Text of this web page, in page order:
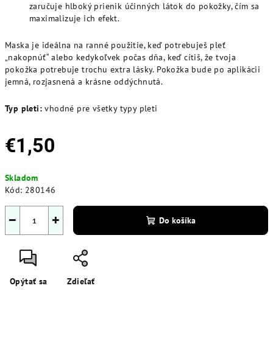
zaručuje hlboký prienik účinných látok do pokožky, čím sa
maximalizuje ich efekt.
Maska je ideálna na ranné použitie, keď potrebuješ pleť
„nakopnúť“ alebo kedykoľvek počas dňa, keď cítiš, že tvoja
pokožka potrebuje trochu extra lásky. Pokožka bude po aplikácii
jemná, rozjasnená a krásne oddýchnutá.
Typ pleti: vhodné pre všetky typy pleti
€1,50
cena:
Skladom
Kód: 280146
+
− Do košíka
Opýtať sa Zdieľať